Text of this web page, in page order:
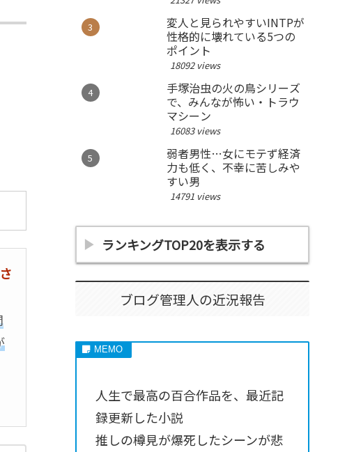
変人と見られやすいINTPが
性格的に壊れている5つの
ポイント
18092 views
手塚治虫の火の鳥シリーズ
で、みんなが怖い・トラウ
マシーン
16083 views
弱者男性…女にモテず経済
力も低く、不幸に苦しみや
すい男
14791 views
ランキングTOP20を表示する
ブログ管理人の近況報告
人生で最高の百合作品を、最近記
録更新した小説
推しの樽見が爆死したシーンが悲